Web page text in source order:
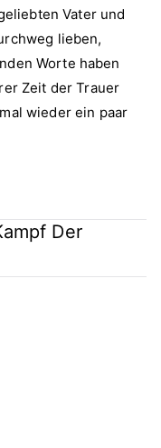
und
Christel
Gersdorf
Vater und
lieben,
Worte haben
Zeit der Trauer
wieder ein paar
Der